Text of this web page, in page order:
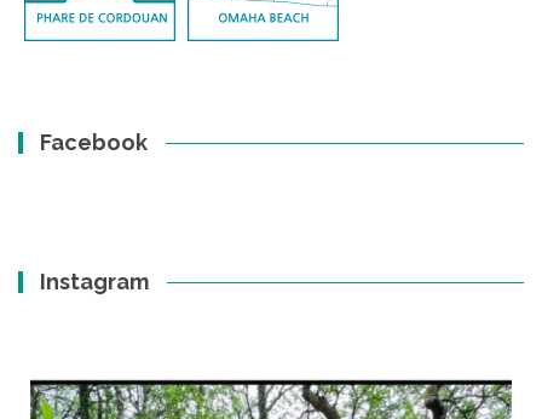
Facebook
Instagram